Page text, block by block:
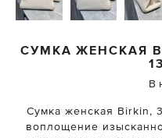
СУМКА ЖЕНСКАЯ
В
Сумка женская Birkin,
воплощение